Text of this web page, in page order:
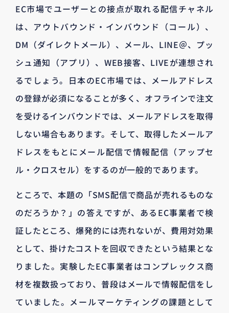
EC市場でユーザーとの接点が取れる配信チャネル
は、アウトバウンド・インバウンド（コール）、
DM（ダイレクトメール）、メール、LINE＠、プッ
シュ通知（アプリ）、WEB接客、LIVEが連想され
るでしょう。日本のEC市場では、メールアドレス
の登録が必須になることが多く、オフラインで注文
を受けるインバウンドでは、メールアドレスを取得
しない場合もあります。そして、取得したメールア
ドレスをもとにメール配信で情報配信（アップセ
ル・クロスセル）をするのが一般的であります。
ところで、本題の「SMS配信で商品が売れるものな
のだろうか？」の答えですが、あるEC事業者で検
証したところ、爆発的には売れないが、費用対効果
として、掛けたコストを回収できたという結果とな
りました。実験したEC事業者はコンプレックス商
材を複数扱っており、普段はメールで情報配信をし
ていました。メールマーケティングの課題として